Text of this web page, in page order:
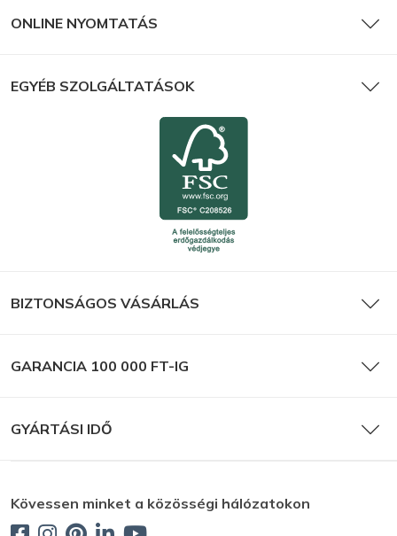
ONLINE NYOMTATÁS
EGYÉB SZOLGÁLTATÁSOK
BIZTONSÁGOS VÁSÁRLÁS
GARANCIA 100 000 FT-IG
GYÁRTÁSI IDŐ
Kövessen minket a közösségi hálózatokon